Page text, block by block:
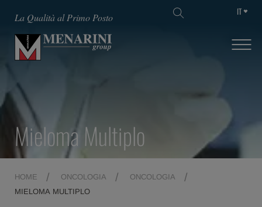
La Qualità al Primo Posto IT
Mieloma Multiplo
HOME ONCOLOGIA
ONCOLOGIA
MIELOMA MULTIPLO